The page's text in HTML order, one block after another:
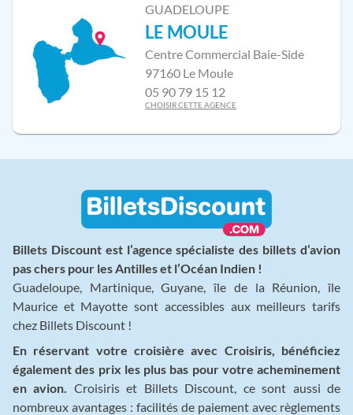
GUADELOUPE
LE MOULE
Centre Commercial Baie-Side
97160 Le Moule
05 90 79 15 12
CHOISIR CETTE AGENCE
Billets Discount est l’agence spécialiste des billets d’avion
pas chers pour les Antilles et l’Océan Indien !
Guadeloupe, Martinique, Guyane, île de la Réunion, île
Maurice et Mayotte sont accessibles aux meilleurs tarifs
chez Billets Discount !
En réservant votre croisière avec Croisiris, bénéficiez
également des prix les plus bas pour votre acheminement
en avion.
Croisiris et Billets Discount, ce sont aussi de
nombreux avantages : facilités de paiement avec règlements